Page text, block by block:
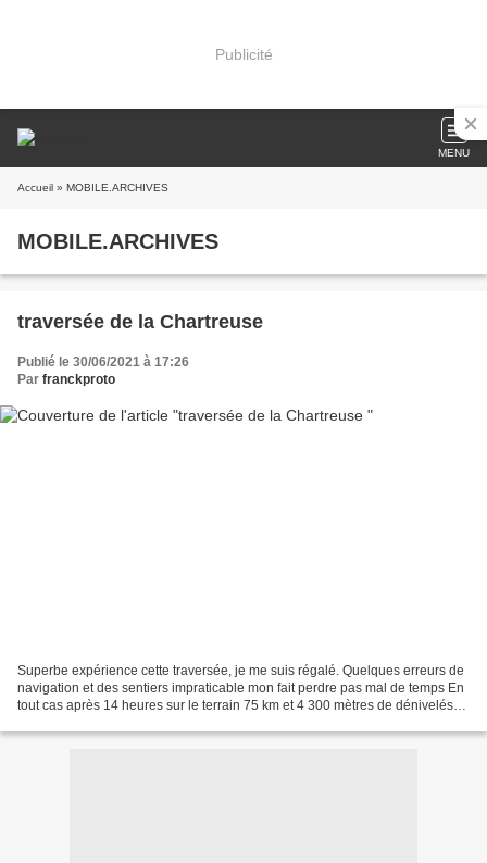
Publicité
MENU
Accueil » MOBILE.ARCHIVES
MOBILE.ARCHIVES
traversée de la Chartreuse
Publié le 30/06/2021 à 17:26
Par franckproto
Superbe expérience cette traversée, je me suis régalé. Quelques erreurs de
navigation et des sentiers impraticable mon fait perdre pas mal de temps En
tout cas après 14 heures sur le terrain 75 km et 4 300 mètres de dénivelés